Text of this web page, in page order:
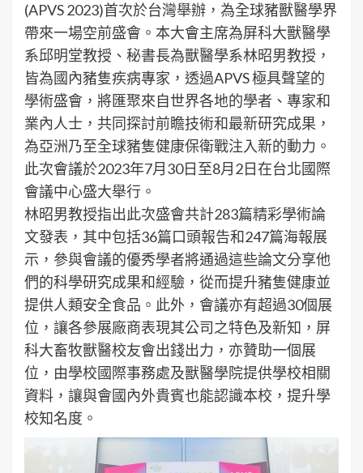
(APVS 2023)首次於台灣舉辦，為全球豬獸醫學界
帶來一場空前盛會。本大會主席為屏科大獸醫學
系邱明堂教授、秘書長為獸醫學系林昭男教授，
皆為國內豬隻疾病專家，透過APVS 極具聲望的
學術盛會，將匯聚來自世界各地的學者、專家和
業內人士，共同探討前瞻技術和最新研究成果，
為亞洲乃至全球豬隻健康保衛戰注入新的動力。
此次會議於2023年7月30日至8月2日在台北國際
會議中心盛大舉行。
林昭男教授指出此次盛會共計283篇精彩學術論
文發表，其中包括36篇口頭報告和247篇海報展
示，參與會議的優秀學者將通過這些論文分享他
們的科學研究成果和經驗，從而提升豬隻健康並
提供人類安全食品。此外，會議亦有超過30個展
位，讓各參展廠商表現其公司之特色及新知，屏
科大畜牧獸醫校友會出錢出力，亦贊助一個展
位，由學校國際事務處及獸醫學院提供學校相關
資料，讓與會國內外貴賓也能認識本校，提升學
校知名度。